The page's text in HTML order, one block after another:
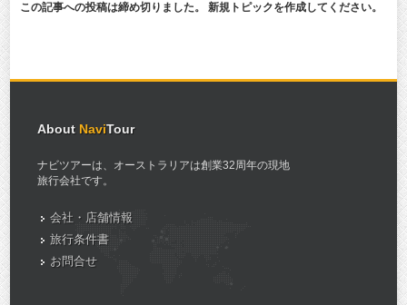
この記事への投稿は締め切りました。 新規トピックを作成してください。
About NaviTour
ナビツアーは、オーストラリアは創業32周年の現地
旅行会社です。
会社・店舗情報
旅行条件書
お問合せ